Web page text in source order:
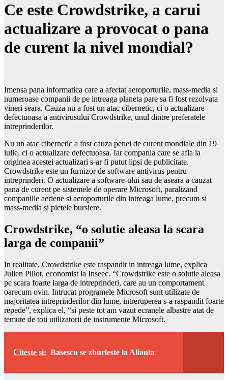
Ce este Crowdstrike, a carui
actualizare a provocat o pana
de curent la nivel mondial?
Imensa pana informatica care a afectat aeroporturile, mass-media si
numeroase companii de pe intreaga planeta pare sa fi fost rezolvata
vineri seara. Cauza nu a fost un atac cibernetic, ci o actualizare
defectuoasa a antivirusului Crowdstrike, unul dintre preferatele
intreprinderilor.
Nu un atac cibernetic a fost cauza penei de curent mondiale din 19
iulie, ci o actualizare defectuoasa. Iar compania care se afla la
originea acestei actualizari s-ar fi putut lipsi de publicitate.
Crowdstrike este un furnizor de software antivirus pentru
intreprinderi. O actualizare a software-ului sau de aseara a cauzat
pana de curent pe sistemele de operare Microsoft, paralizand
companiile aeriene si aeroporturile din intreaga lume, precum si
mass-media si pietele bursiere.
Crowdstrike, “o solutie aleasa la scara
larga de companii”
In realitate, Crowdstrike este raspandit in intreaga lume, explica
Julien Pillot, economist la Inseec. “Crowdstrike este o solutie aleasa
pe scara foarte larga de intreprinderi, care au un comportament
oarecum ovin. Intrucat programele Microsoft sunt utilizate de
majoritatea intreprinderilor din lume, intreruperea s-a raspandit foarte
repede”, explica el, “si peste tot am vazut ecranele albastre atat de
temute de toti utilizatorii de instrumente Microsoft.
Citeste si: Basescu se zburleste la Alianta